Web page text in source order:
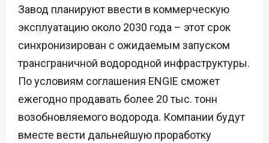
Завод планируют ввести в коммерческую
эксплуатацию около 2030 года – этот срок
синхронизирован с ожидаемым запуском
трансграничной водородной инфраструктуры.
По условиям соглашения ENGIE сможет
ежегодно продавать более 20 тыс. тонн
возобновляемого водорода. Компании будут
вместе вести дальнейшую проработку